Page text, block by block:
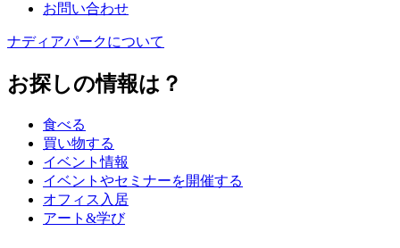
お問い合わせ
ナディアパークについて
お探しの情報は？
食べる
買い物する
イベント情報
イベントやセミナーを開催する
オフィス入居
アート&学び